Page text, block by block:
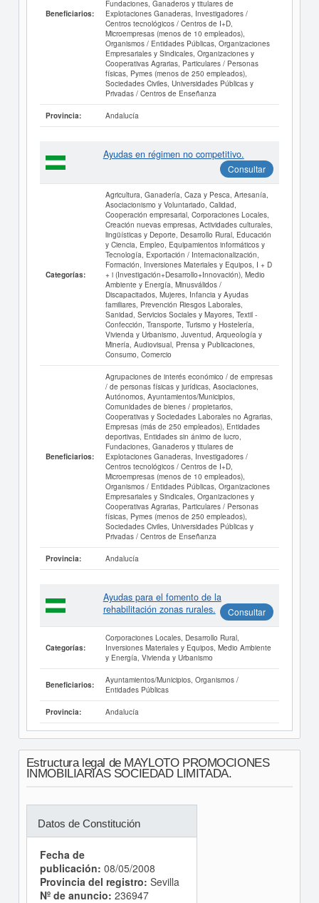
Beneficiarios:
Fundaciones, Ganaderos y titulares de
Explotaciones Ganaderas, Investigadores /
Centros tecnológicos / Centros de I+D,
Microempresas (menos de 10 empleados),
Organismos / Entidades Públicas, Organizaciones
Empresariales y Sindicales, Organizaciones y
Cooperativas Agrarias, Particulares / Personas
físicas, Pymes (menos de 250 empleados),
Sociedades Civiles, Universidades Públicas y
Privadas / Centros de Enseñanza
Provincia: Andalucía
Ayudas en régimen no competitivo.
Consultar
Categorías:
Agricultura, Ganadería, Caza y Pesca, Artesanía,
Asociacionismo y Voluntariado, Calidad,
Cooperación empresarial, Corporaciones Locales,
Creación nuevas empresas, Actividades culturales,
lingüísticas y Deporte, Desarrollo Rural, Educación
y Ciencia, Empleo, Equipamientos informáticos y
Tecnología, Exportación / Internacionalización,
Formación, Inversiones Materiales y Equipos, I + D
+ i (Investigación+Desarrollo+Innovación), Medio
Ambiente y Energía, Minusválidos /
Discapacitados, Mujeres, Infancia y Ayudas
familiares, Prevención Riesgos Laborales,
Sanidad, Servicios Sociales y Mayores, Textil -
Confección, Transporte, Turismo y Hostelería,
Vivienda y Urbanismo, Juventud, Arqueología y
Minería, Audiovisual, Prensa y Publicaciones,
Consumo, Comercio
Beneficiarios:
Agrupaciones de interés económico / de empresas
/ de personas físicas y jurídicas, Asociaciones,
Autónomos, Ayuntamientos/Municipios,
Comunidades de bienes / propietarios,
Cooperativas y Sociedades Laborales no Agrarias,
Empresas (más de 250 empleados), Entidades
deportivas, Entidades sin ánimo de lucro,
Fundaciones, Ganaderos y titulares de
Explotaciones Ganaderas, Investigadores /
Centros tecnológicos / Centros de I+D,
Microempresas (menos de 10 empleados),
Organismos / Entidades Públicas, Organizaciones
Empresariales y Sindicales, Organizaciones y
Cooperativas Agrarias, Particulares / Personas
físicas, Pymes (menos de 250 empleados),
Sociedades Civiles, Universidades Públicas y
Privadas / Centros de Enseñanza
Provincia: Andalucía
Ayudas para el fomento de la
rehabilitación zonas rurales.
Consultar
Categorías:
Corporaciones Locales, Desarrollo Rural,
Inversiones Materiales y Equipos, Medio Ambiente
y Energía, Vivienda y Urbanismo
Beneficiarios:
Ayuntamientos/Municipios, Organismos /
Entidades Públicas
Provincia: Andalucía
Estructura legal de MAYLOTO PROMOCIONES
INMOBILIARIAS SOCIEDAD LIMITADA.
Datos de Constitución
Fecha de
publicación: 08/05/2008
Provincia del registro: Sevilla
Nº de anuncio: 236947